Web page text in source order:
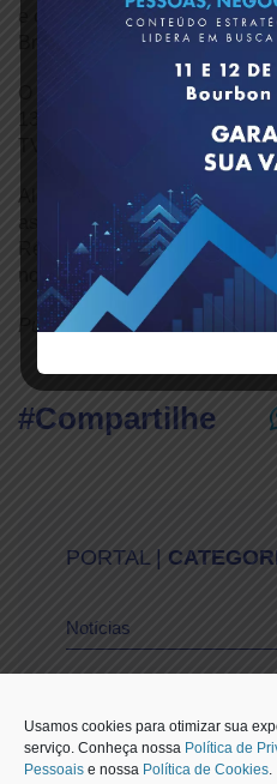
Usamos cookies para otimizar sua
serviço. Conheça nossa Política de
Pessoais e nossa Política de Cookies.
e outros desafios
O programa será transmitido
TV!
Além da transmissão
assistido ao vivo pelo celular
Rede Vida e da Rede TV!, ou
nos sites da Rede Vida e da
Publicado em: 02/08/2024
#Compartilhe
PORTAL |
Notícias